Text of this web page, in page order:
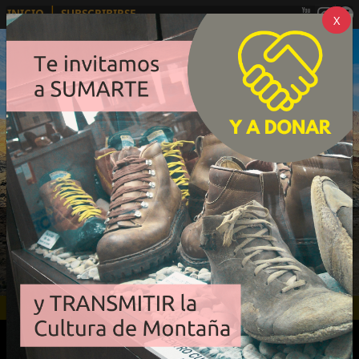
INICIO| SUBSCRIBIRSE
Comunidad de la red cultural de Montaña
La Revista del Centro Cultural
Argentino de Montaña
INDICE - FEBRERO - NRO. 171